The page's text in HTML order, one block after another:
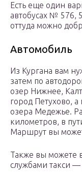
Есть еще один
автобусах № 576,
оттуда можно
Автомобиль
Из Кургана вам
затем по
озер Нижнее,
город Петухово, а
озера Медежье.
километров, в
Маршрут вы
Также вы можете
службами такси —